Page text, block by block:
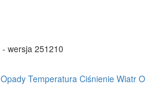
- wersja 251210
Opady Temperatura Ciśnienie Wiatr O